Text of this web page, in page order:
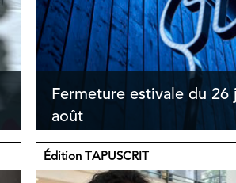
Fermeture estivale du 26
août
Édition TAPUSCRIT